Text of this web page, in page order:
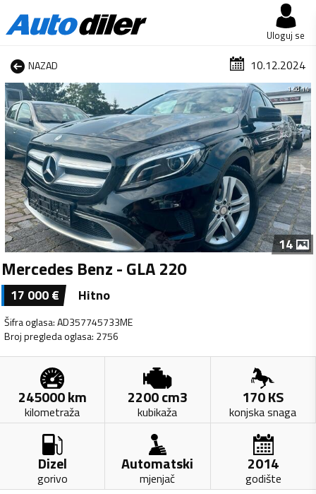
Uloguj se
NAZAD 10.12.2024
1 od 14
14
Mercedes Benz - GLA 220
17 000€ Hitno
Šifra oglasa:AD357745733ME
Broj pregleda oglasa: 2756
245000km
kilometraža
2200cm3
kubikaža
170KS
konjska snaga
Dizel
gorivo
Automatski
mjenjač
2014
godište